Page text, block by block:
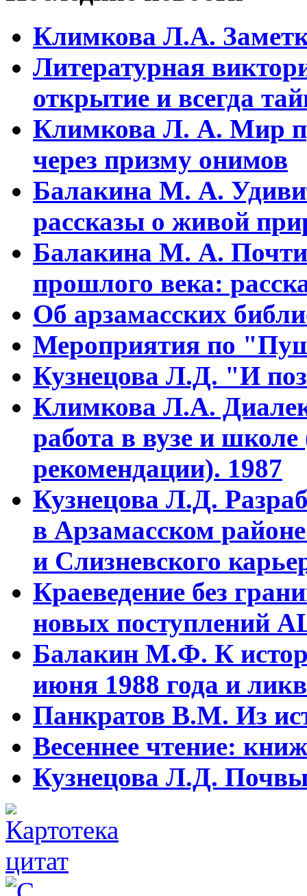
Климкова Л.А.
Литературная
открытие и всегда
Климкова Л. А. Мир
через призму онимов
Балакина М. А.
рассказы о живой
Балакина М. А. Почти
прошлого века:
Об арзамасских
Мероприятия по
Кузнецова Л.Д. "И
Климкова Л.А.
работа в вузе и
рекомендации). 1987
Кузнецова Л.Д.
в Арзамасском
и Слизневского
Краеведение без
новых поступлений
Балакин М.Ф. К
июня 1988 года и
Панкратов В.М. Из
Весеннее чтение:
Кузнецова Л.Д. Почвы